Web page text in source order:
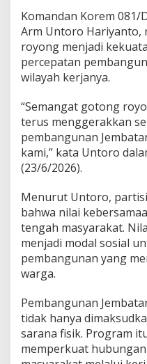
Komandan Korem 081/
Arm Untoro Hariyanto,
royong menjadi
percepatan
wilayah kerjanya.
“Semangat gotong
terus menggerakkan
pembangunan
kami,” kata Untoro
(23/6/2026).
Menurut Untoro,
bahwa nilai
tengah masyarakat.
menjadi modal sosial
pembangunan yang
warga.
Pembangunan
tidak hanya
sarana fisik. Program
memperkuat